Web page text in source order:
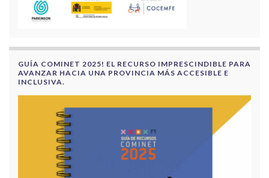
GUÍA COMINET 2025! EL RECURSO IMPRESCINDIBLE PARA
AVANZAR HACIA UNA PROVINCIA MÁS ACCESIBLE E
INCLUSIVA.